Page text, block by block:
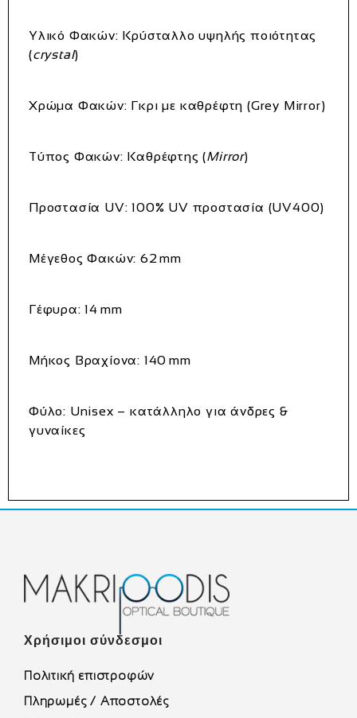
Υλικό Φακών: Κρύσταλλο υψηλής ποιότητας
(crystal)
Χρώμα Φακών: Γκρι με καθρέφτη (Grey Mirror)
Τύπος Φακών: Καθρέφτης (Mirror)
Προστασία UV: 100% UV προστασία (UV400)
Μέγεθος Φακών: 62 mm
Γέφυρα: 14 mm
Μήκος Βραχίονα: 140 mm
Φύλο: Unisex – κατάλληλο για άνδρες &
γυναίκες
Χρήσιμοι σύνδεσμοι
Πολιτική επιστροφών
Πληρωμές / Αποστολές